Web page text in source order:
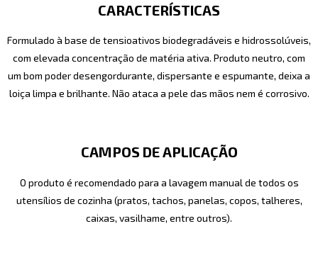
CARACTERÍSTICAS
Formulado à base de tensioativos biodegradáveis e hidrossolúveis,
com elevada concentração de matéria ativa. Produto neutro, com
um bom poder desengordurante, dispersante e espumante, deixa a
loiça limpa e brilhante. Não ataca a pele das mãos nem é corrosivo.
CAMPOS DE APLICAÇÃO
O produto é recomendado para a lavagem manual de todos os
utensílios de cozinha (pratos, tachos, panelas, copos, talheres,
caixas, vasilhame, entre outros).